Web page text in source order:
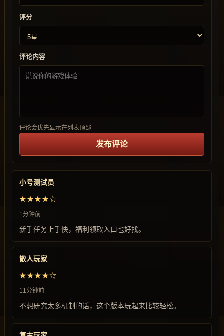
评分
评论内容
评论会优先显示在列表顶部
发布评论
小号测试员
★★★★☆
1分钟前
新手任务上手快，福利领取入口也好找。
散人玩家
★★★★☆
11分钟前
不想研究太多机制的话，这个版本玩起来比较轻松。